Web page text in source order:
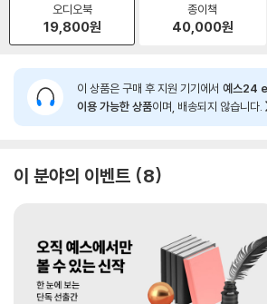
오디오북
19,800원
종이책
40,000원
이 상품은 구매 후 지원 기기에서 예스24
이용 가능한 상품이며, 배송되지 않습니다.
이 분야의 이벤트 8